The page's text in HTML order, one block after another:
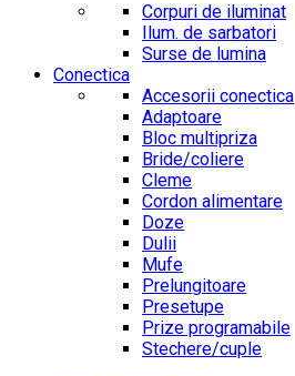
Corpuri de iluminat
Ilum. de sarbatori
Surse de lumina
Conectica
Accesorii conectica
Adaptoare
Bloc multipriza
Bride/coliere
Cleme
Cordon alimentare
Doze
Dulii
Mufe
Prelungitoare
Presetupe
Prize programabile
Stechere/cuple